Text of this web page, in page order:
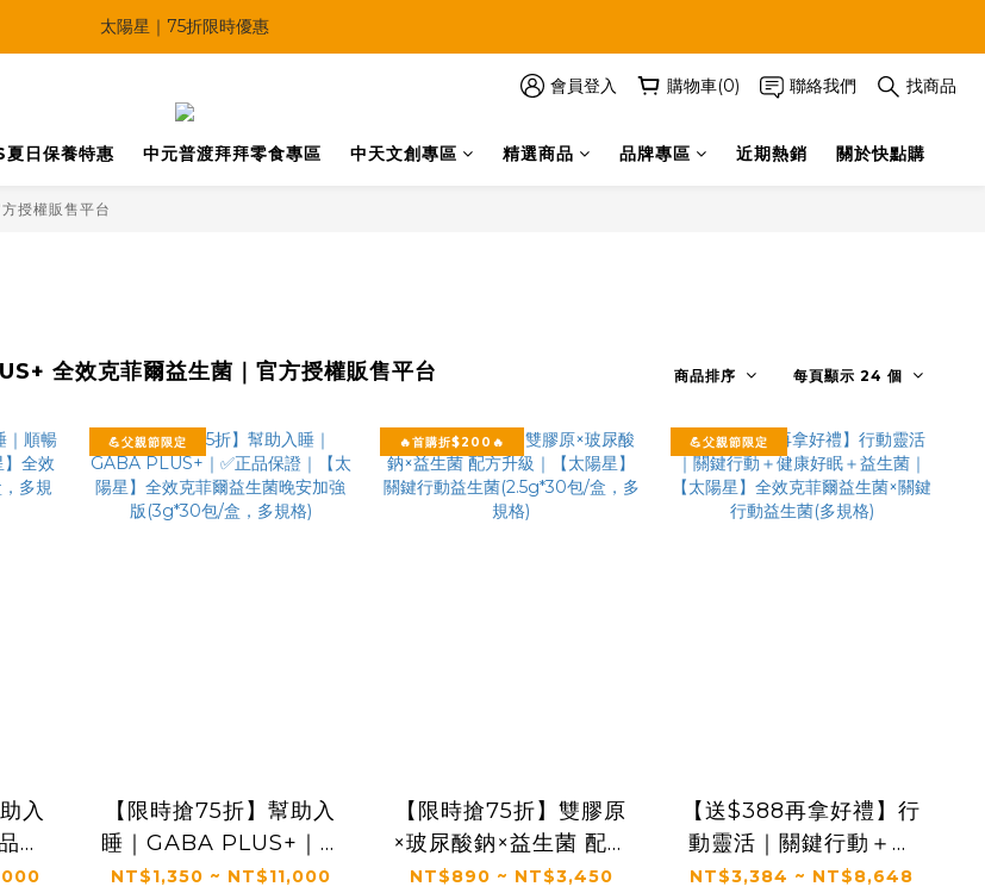
🔥父親節多重優惠一次享！
太陽星｜75折限時優惠
會員登入 購物車(0) 聯絡我們 找商品
夏日保養特惠 中元普渡拜拜零食專區 中天文創專區 精選商品 品牌專區 近期熱銷 關於快點購
授權販售平台
全效克菲爾益生菌｜官方授權販售平台 商品排序 每頁顯示 24 個
入
保
克
💪父親節限定
【限時搶75折】幫助入
睡｜GABA PLUS+｜✅
正品保證｜【太陽星】
NT$1,350 ~ NT$11,000
🔥首購折$200🔥
【限時搶75折】雙膠原
×玻尿酸鈉×益生菌 配方
升級｜【太陽星】關鍵
NT$890 ~ NT$3,450
💪父親節限定
【送$388再拿好禮】行
動靈活｜關鍵行動＋健
康好眠＋益生菌｜【太
NT$3,384 ~ NT$8,648